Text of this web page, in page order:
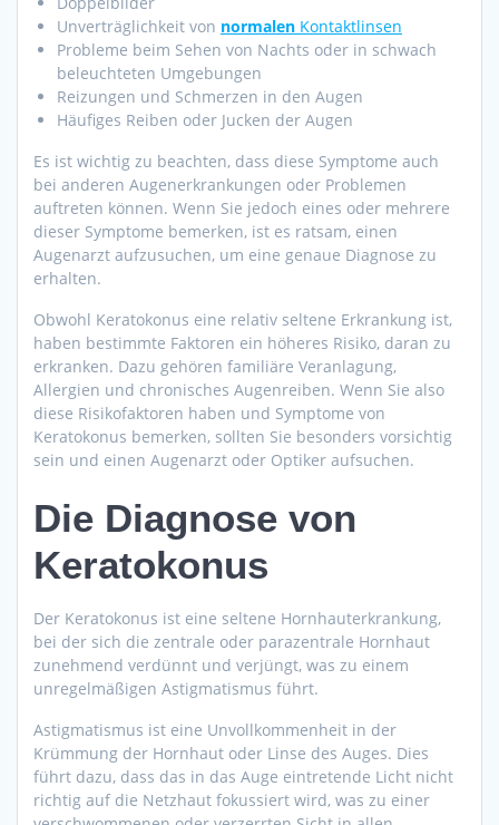
Unverträglichkeit von normalen Kontaktlinsen
Probleme beim Sehen von Nachts oder in schwach
beleuchteten Umgebungen
Reizungen und Schmerzen in den Augen
Häufiges Reiben oder Jucken der Augen
Es ist wichtig zu beachten, dass diese Symptome auch
bei anderen Augenerkrankungen oder Problemen
auftreten können. Wenn Sie jedoch eines oder mehrere
dieser Symptome bemerken, ist es ratsam, einen
Augenarzt aufzusuchen, um eine genaue Diagnose zu
erhalten.
Obwohl Keratokonus eine relativ seltene Erkrankung ist,
haben bestimmte Faktoren ein höheres Risiko, daran zu
erkranken. Dazu gehören familiäre Veranlagung,
Allergien und chronisches Augenreiben. Wenn Sie also
diese Risikofaktoren haben und Symptome von
Keratokonus bemerken, sollten Sie besonders vorsichtig
sein und einen Augenarzt oder Optiker aufsuchen.
Die Diagnose von
Keratokonus
Der Keratokonus ist eine seltene Hornhauterkrankung,
bei der sich die zentrale oder parazentrale Hornhaut
zunehmend verdünnt und verjüngt, was zu einem
unregelmäßigen Astigmatismus führt.
Astigmatismus ist eine Unvollkommenheit in der
Krümmung der Hornhaut oder Linse des Auges. Dies
führt dazu, dass das in das Auge eintretende Licht nicht
richtig auf die Netzhaut fokussiert wird, was zu einer